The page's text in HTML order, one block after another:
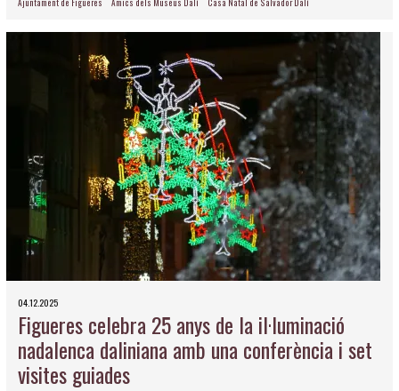
04.12.2025
Figueres celebra 25 anys de la il·luminació
nadalenca daliniana amb una conferència i set
visites guiades